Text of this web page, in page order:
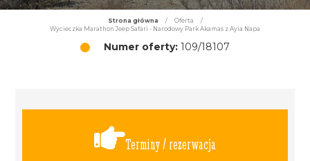
Strona główna / Oferta
/
Wycieczka Marathon Jeep Safari - Narodowy Park Akamas z Ayia Napa
Numer oferty: 109/18107
Terminy / rezerwacja